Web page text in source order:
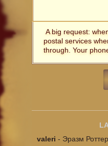
A big request:
postal services
through. Your
valeri - Эразм